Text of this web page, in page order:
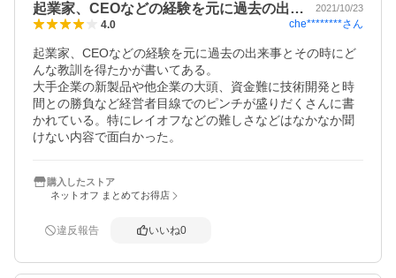
起業家、CEOなどの経験を元に過去の出… 2021/10/23
4.0 che********さん
起業家、CEOなどの経験を元に過去の出来事とその時にど
んな教訓を得たかが書いてある。
大手企業の新製品や他企業の大頭、資金難に技術開発と時
間との勝負など経営者目線でのピンチが盛りだくさんに書
かれている。特にレイオフなどの難しさなどはなかなか聞
けない内容で面白かった。
購入したストア
ネットオフ まとめてお得店
違反報告 いいね0